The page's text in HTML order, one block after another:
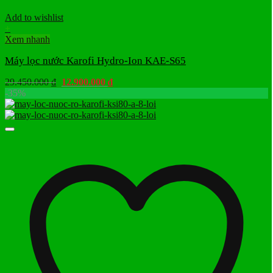
Add to wishlist
+
Xem nhanh
Máy lọc nước Karofi Hydro-Ion KAE-S65
29.450.000₫ Giá
là:
29.450.000 ₫.
12.900.000 ₫Giá
tại
là:
-35%